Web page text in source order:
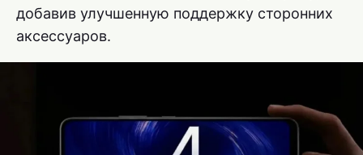
добавив улучшенную поддержку сторонних
аксессуаров.